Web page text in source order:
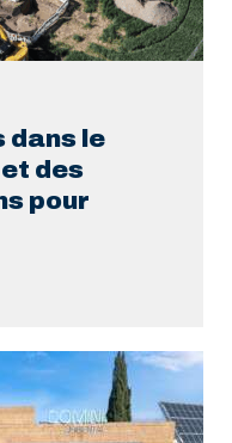
dans le
des
pour